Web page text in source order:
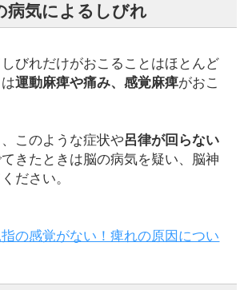
病気によるしびれ
びれだけがおこることはほとんど
運動麻痺や痛み、感覚麻痺がおこ
このような症状や呂律が回らない
きたときは脳の病気を疑い、脳神
ださい。
の感覚がない！痺れの原因につい